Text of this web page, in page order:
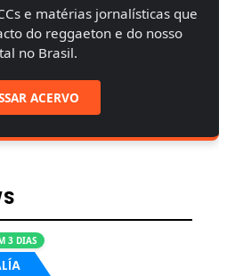
e matérias jornalísticas que
do reggaeton e do nosso
no Brasil.
ACERVO
3 DIAS